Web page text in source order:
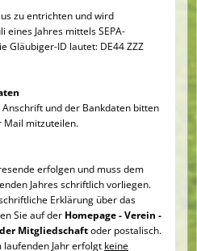
zu entrichten und wird
eines Jahres mittels SEPA-
Gläubiger-ID lautet: DE44 ZZZ
und der Bankdaten bitten
Mail mitzuteilen.
erfolgen und muss dem
Jahres schriftlich vorliegen.
Erklärung über das
Sie auf der Homepage - Verein -
Mitgliedschaftoder postalisch.
Jahr erfolgt keine